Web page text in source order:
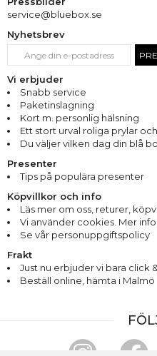
service@bluebox.se
Nyhetsbrev
Vi erbjuder
Snabb service
Paketinslagning
Kort m. personlig hälsning
Ett stort urval roliga prylar
Du väljer vilken dag din blå
Presenter
Tips på populära presenter
Köpvillkor och info
Läs mer om oss, returer,
Vi använder cookies. Mer info
Se vår personuppgiftspolicy
Frakt
Just nu erbjuder vi bara click
Beställ online, hämta i Malmö